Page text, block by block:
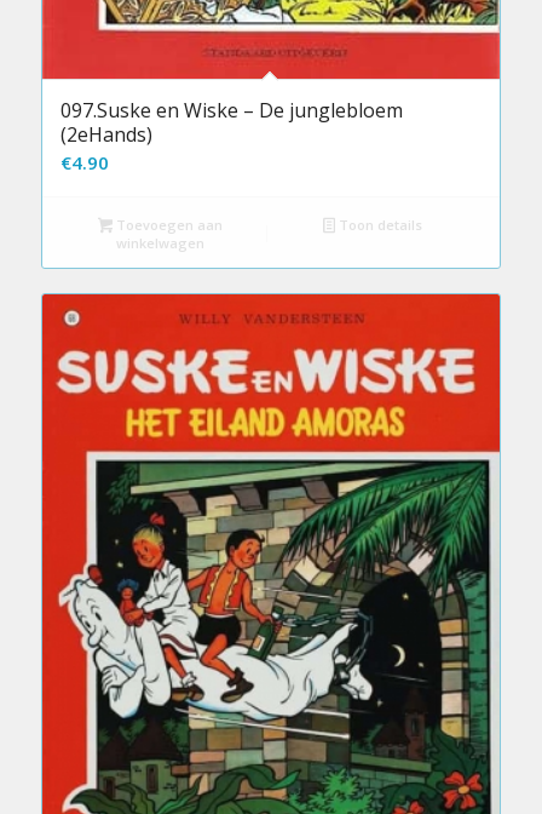
097.Suske en Wiske – De junglebloem
(2eHands)
€4.90
Toevoegen aan
winkelwagen
Toon details